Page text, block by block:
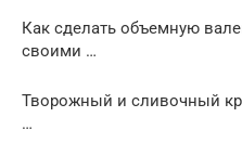
Как сделать объемную
своими …
Творожный и сливочный
…